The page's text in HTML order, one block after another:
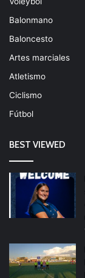
Balonmano
Baloncesto
Artes marciales
Atletismo
Ciclismo
Fútbol
BEST VIEWED